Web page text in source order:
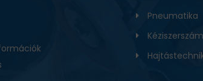
Pneumatika